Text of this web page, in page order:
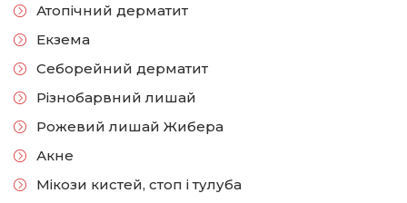
Атопічний дерматит
Екзема
Себорейний дерматит
Різнобарвний лишай
Рожевий лишай Жибера
Акне
Мікози кистей, стоп і тулуба